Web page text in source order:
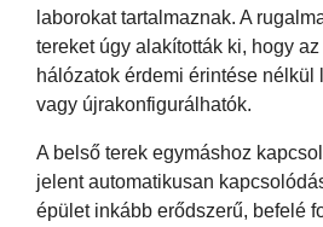
laborokat tartalmaznak. A
tereket úgy alakították ki, hogy
hálózatok érdemi érintése
vagy újrakonfigurálhatók.
A belső terek egymáshoz
jelent automatikusan
épület inkább erődszerű, befelé